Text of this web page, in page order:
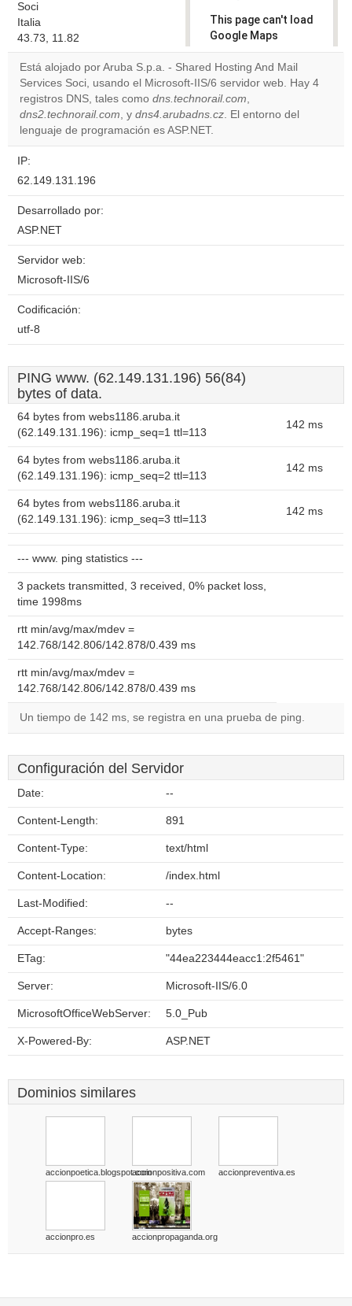
Soci
Italia
43.73, 11.82
This page can't load
Google Maps
correctly.
Do you
own this
website?
Está alojado por Aruba S.p.a. - Shared Hosting And Mail
Services Soci, usando el Microsoft-IIS/6 servidor web. Hay 4
registros DNS, tales como dns.technorail.com,
dns2.technorail.com, y dns4.arubadns.cz. El entorno del
lenguaje de programación es ASP.NET.
IP:
62.149.131.196
Desarrollado por:
ASP.NET
Servidor web:
Microsoft-IIS/6
Codificación:
utf-8
PING www. (62.149.131.196) 56(84)
bytes of data.
64 bytes from webs1186.aruba.it
(62.149.131.196): icmp_seq=1 ttl=113
142 ms
64 bytes from webs1186.aruba.it
(62.149.131.196): icmp_seq=2 ttl=113
142 ms
64 bytes from webs1186.aruba.it
(62.149.131.196): icmp_seq=3 ttl=113
142 ms
--- www. ping statistics ---
3 packets transmitted, 3 received, 0% packet loss,
time 1998ms
rtt min/avg/max/mdev =
142.768/142.806/142.878/0.439 ms
rtt min/avg/max/mdev =
142.768/142.806/142.878/0.439 ms
Un tiempo de 142 ms, se registra en una prueba de ping.
Configuración del Servidor
Date: --
Content-Length: 891
Content-Type: text/html
Content-Location: /index.html
Last-Modified: --
Accept-Ranges: bytes
ETag: "44ea223444eacc1:2f5461"
Server: Microsoft-IIS/6.0
MicrosoftOfficeWebServer: 5.0_Pub
X-Powered-By: ASP.NET
Dominios similares
accionpoetica.blogspot.comaccionpositiva.com accionpreventiva.es
accionpro.es accionpropaganda.org